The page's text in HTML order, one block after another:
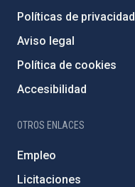
Políticas de privacidad
Aviso legal
Política de cookies
Accesibilidad
OTROS ENLACES
Empleo
Licitaciones